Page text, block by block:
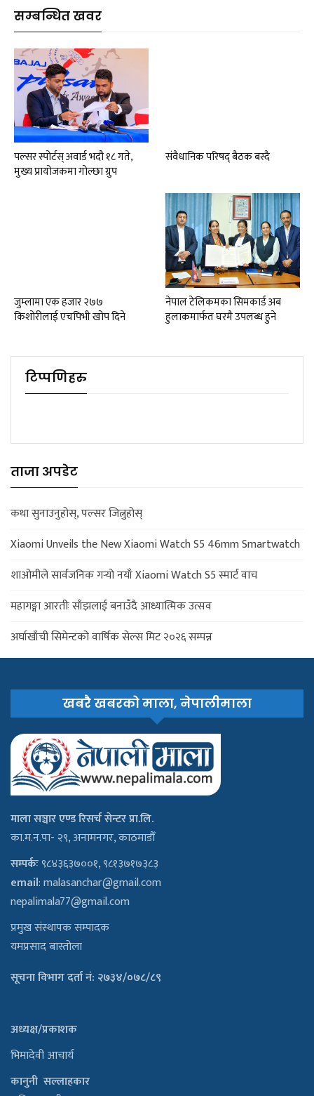
सम्बन्धित खवर
पल्सर स्पोर्टस् अवार्ड भदौ १८ गते,
मुख्य प्रायोजकमा गोल्छा ग्रुप
संवैधानिक परिषद् बैठक बस्दै
जुम्लामा एक हजार २७७
किशोरीलाई एचपिभी खोप दिने
नेपाल टेलिकमका सिमकार्ड अब
हुलाकमार्फत घरमै उपलब्ध हुने
टिप्पणिहरु
ताजा अपडेट
कथा सुनाउनुहोस्, पल्सर जित्नुहोस्
Xiaomi Unveils the New Xiaomi Watch S5 46mm Smartwatch
शाओमीले सार्वजनिक गर्‍यो नयाँ Xiaomi Watch S5 स्मार्ट वाच
महागङ्गा आरतीः साँझलाई बनाउँदै आध्यात्मिक उत्सव
अर्घाखाँची सिमेन्टको वार्षिक सेल्स मिट २०२६ सम्पन्न
खबरै खबरको माला, नेपालीमाला
माला सञ्चार एण्ड रिसर्च सेन्टर प्रा.लि.
का.म.न.पा- २९, अनामनगर, काठमाडौँ
सम्पर्कः९८४३६३७००१, ९८१३७१७३८३
email:malasanchar@gmail.com
nepalimala77@gmail.com
प्रमुख संस्थापक सम्पादक
यमप्रसाद बास्तोला
सूचना विभाग दर्ता नं: २७३४/०७८/८९
अध्यक्ष/प्रकाशक
भिमादेवी आचार्य
कानुनी सल्लाहकार